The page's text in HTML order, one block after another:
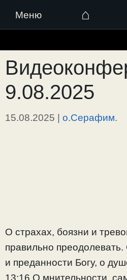
Меню ⌂
к
содержимому
9.08.2025
15.08.2025 | о.Серафим.
О страхах, боязни и
правильно
и преданности Богу, о
13:16 О мнительности,